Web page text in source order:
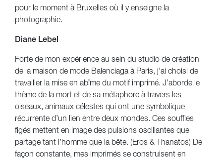
pour le moment à Bruxelles où il y enseigne la
photographie.
Diane Lebel
Forte de mon expérience au sein du studio de création
de la maison de mode Balenciaga à Paris, j’ai choisi de
travailler la mise en abîme du motif imprimé. J’aborde le
thème de la mort et de sa métaphore à travers les
oiseaux, animaux célestes qui ont une symbolique
récurrente d’un lien entre deux mondes. Ces souffles
figés mettent en image des pulsions oscillantes que
partage tant l’homme que la bête. (Eros & Thanatos) De
façon constante, mes imprimés se construisent en